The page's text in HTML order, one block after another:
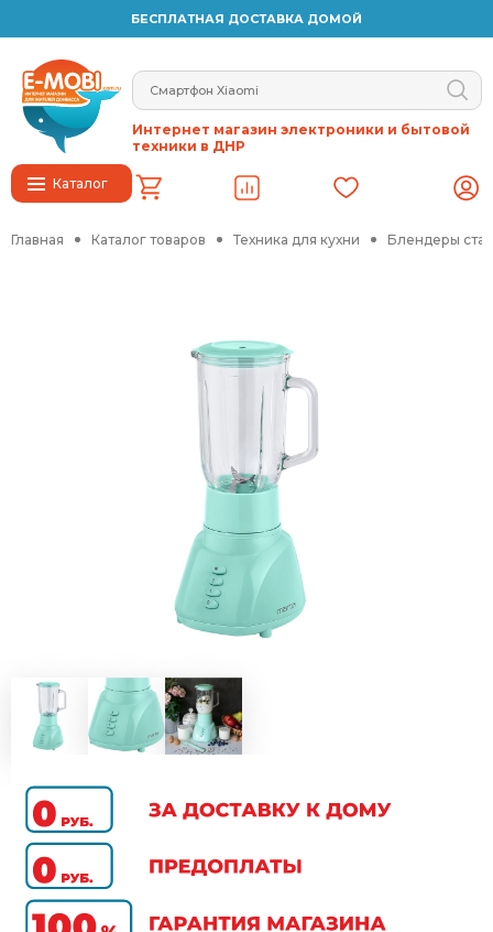
БЕСПЛАТНАЯ ДОСТАВКА ДОМОЙ
Каталог
Интернет магазин электроники и бытовой
техники в ДНР
Главная Каталог товаров Техника для кухни Блендеры